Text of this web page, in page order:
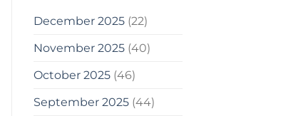
December 2025 (22)
November 2025 (40)
October 2025 (46)
September 2025 (44)